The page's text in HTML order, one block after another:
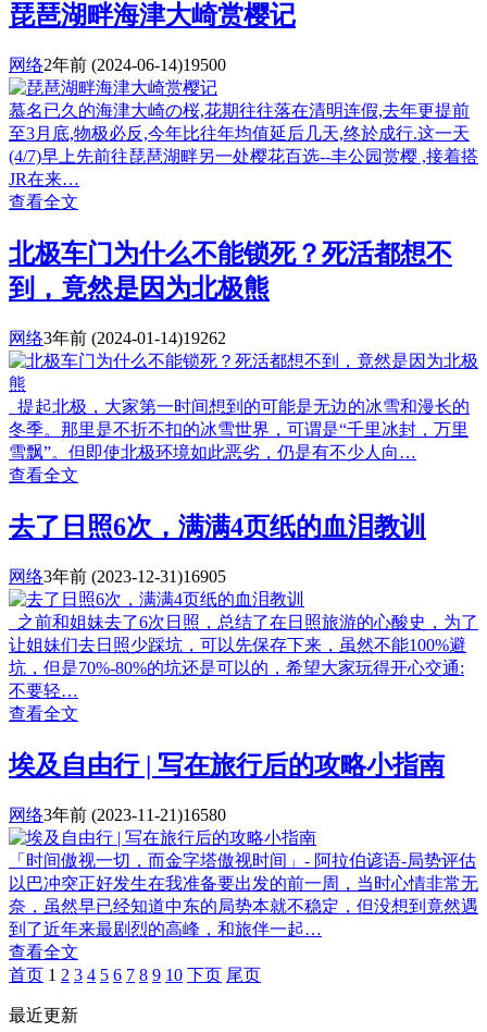
琵琶湖畔海津大崎赏樱记
网络2年前 (2024-06-14)19500
慕名已久的海津大崎の桜,花期往往落在清明连假,去年更提前
至3月底,物极必反,今年比往年均值延后几天,终於成行.这一天
(4/7)早上先前往琵琶湖畔另一处樱花百选--丰公园赏樱 ,接着搭
JR在来…
查看全文
北极车门为什么不能锁死？死活都想不
到，竟然是因为北极熊
网络3年前 (2024-01-14)19262
提起北极，大家第一时间想到的可能是无边的冰雪和漫长的
冬季。那里是不折不扣的冰雪世界，可谓是“千里冰封，万里
雪飘”。但即使北极环境如此恶劣，仍是有不少人向…
查看全文
去了日照6次，满满4页纸的血泪教训
网络3年前 (2023-12-31)16905
之前和姐妹去了6次日照，总结了在日照旅游的心酸史，为了
让姐妹们去日照少踩坑，可以先保存下来，虽然不能100%避
坑，但是70%-80%的坑还是可以的，希望大家玩得开心交通:
不要轻…
查看全文
埃及自由行 | 写在旅行后的攻略小指南
网络3年前 (2023-11-21)16580
「时间傲视一切，而金字塔傲视时间」- 阿拉伯谚语-局势评估
以巴冲突正好发生在我准备要出发的前一周，当时心情非常无
奈，虽然早已经知道中东的局势本就不稳定，但没想到竟然遇
到了近年来最剧烈的高峰，和旅伴一起…
查看全文
首页 1 2 3 4 5 6 7 8 9 10 下页 尾页
最近更新